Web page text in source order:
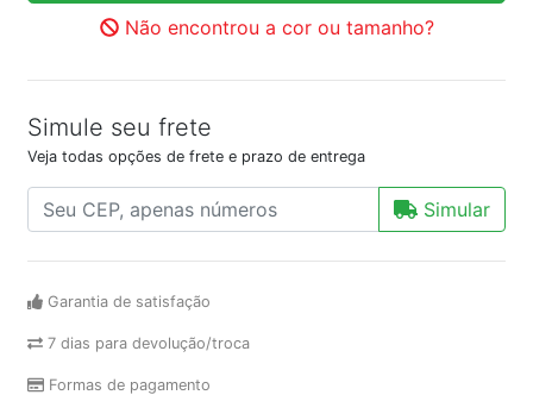
Não encontrou a cor ou tamanho?
Simule seu frete
Veja todas opções de frete e prazo de entrega
Simular
Garantia de satisfação
7 dias para devolução/troca
Formas de pagamento